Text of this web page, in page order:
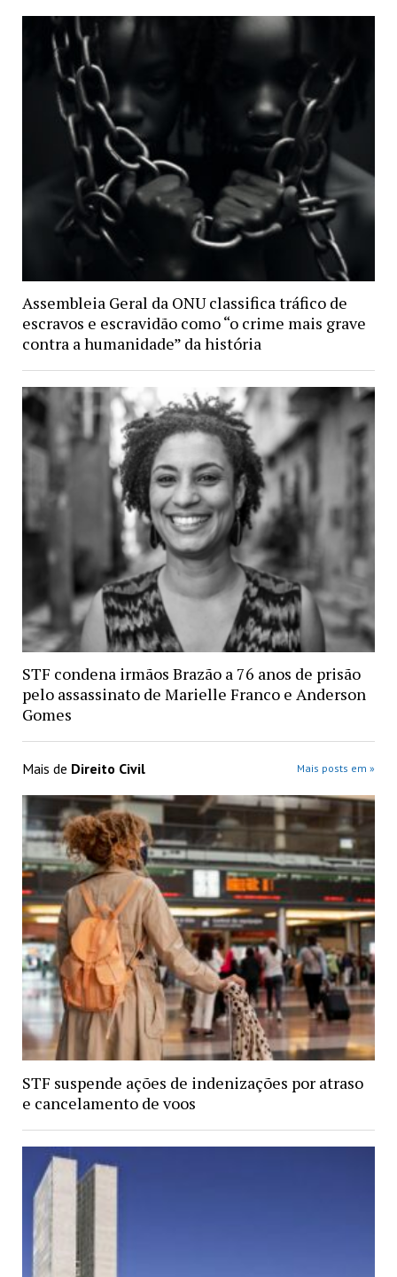
Assembleia Geral da ONU classifica tráfico de
escravos e escravidão como “o crime mais grave
contra a humanidade” da história
STF condena irmãos Brazão a 76 anos de prisão
pelo assassinato de Marielle Franco e Anderson
Gomes
Mais de Direito Civil Mais posts em »
STF suspende ações de indenizações por atraso
e cancelamento de voos